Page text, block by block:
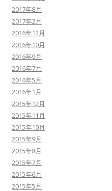
2017年8月
2017年2月
2016年12月
2016年10月
2016年9月
2016年7月
2016年5月
2016年1月
2015年12月
2015年11月
2015年10月
2015年9月
2015年8月
2015年7月
2015年6月
2015年5月